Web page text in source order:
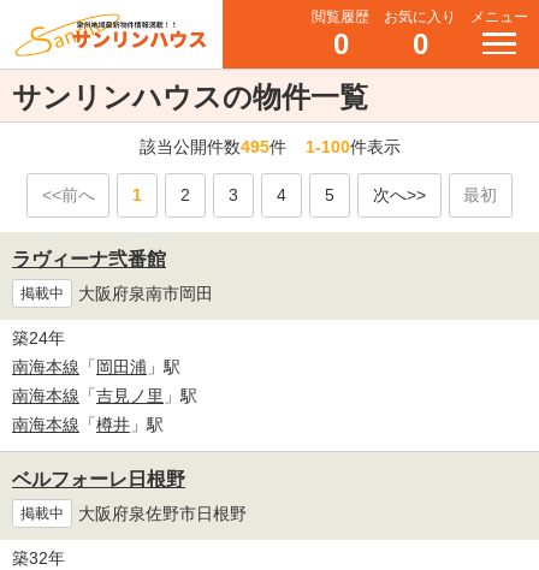
閲覧履歴
0
お気に入り
0
メニュー
サンリンハウスの物件一覧
該当公開件数495件1-100件表示
<<前へ 1 2 3 4 5 次へ>> 最初
ラヴィーナ弐番館
掲載中 大阪府泉南市岡田
築24年
南海本線 「 岡田浦 」駅
南海本線 「吉見ノ里 」駅
南海本線 「樽井 」駅
ベルフォーレ日根野
掲載中 大阪府泉佐野市日根野
築32年